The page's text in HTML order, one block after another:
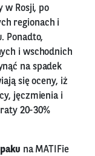
w Rosji, po
regionach i
Ponadto,
i wschodnich
na spadek
się oceny, iż
jęczmienia i
20-30%
na MATIFie